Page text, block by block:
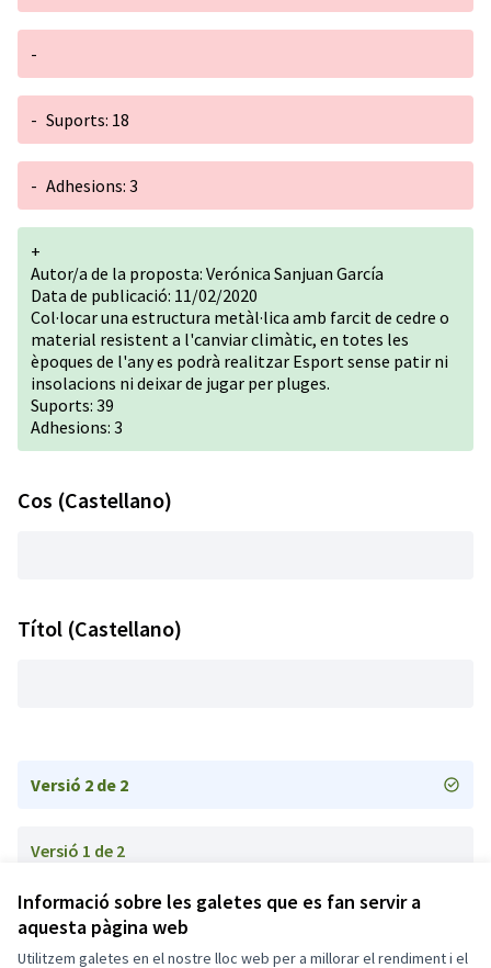
Informació sobre les galetes que es fan servir a
aquesta pàgina web
Utilitzem galetes en el nostre lloc web per a millorar el rendiment i el
-
- Suports: 18
- Adhesions: 3
+
Autor/a de la proposta: Verónica Sanjuan García
Data de publicació: 11/02/2020
Col·locar una estructura metàl·lica amb farcit de cedre o
material resistent a l'canviar climàtic, en totes les
èpoques de l'any es podrà realitzar Esport sense patir ni
insolacions ni deixar de jugar per pluges.
Suports: 39
Adhesions: 3
Cos (Castellano)
Títol (Castellano)
Versió 2 de 2
Versió 1 de 2
Termes i condicions d'ús
Configuració de les galetes